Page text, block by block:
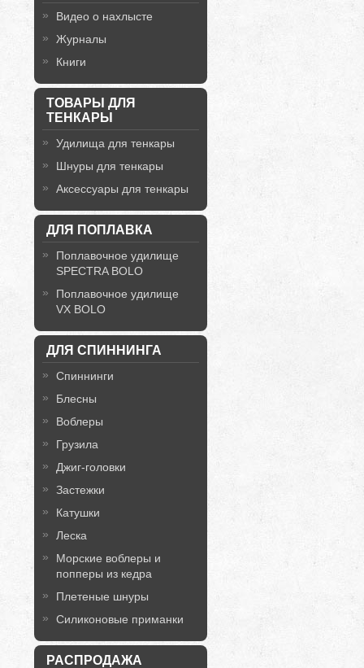
Видео о нахлысте
Журналы
Книги
ТОВАРЫ ДЛЯ
ТЕНКАРЫ
Удилища для тенкары
Шнуры для тенкары
Аксессуары для тенкары
ДЛЯ ПОПЛАВКА
Поплавочное удилище
SPECTRA BOLO
Поплавочное удилище
VX BOLO
ДЛЯ СПИННИНГА
Спиннинги
Блесны
Воблеры
Грузила
Джиг-головки
Застежки
Катушки
Леска
Морские воблеры и
попперы из кедра
Плетеные шнуры
Силиконовые приманки
РАСПРОДАЖА